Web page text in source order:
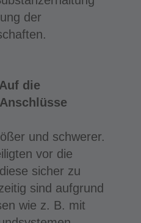
der
die
und schwerer.
vor die
sicher zu
sind aufgrund
wie z. B. mit